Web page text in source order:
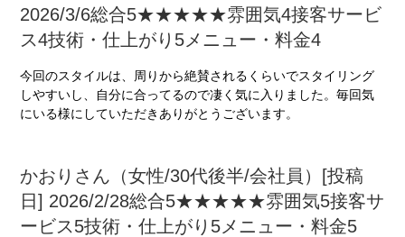
2026/3/6総合5★★★★★雰囲気4接客サービ
ス4技術・仕上がり5メニュー・料金4
今回のスタイルは、周りから絶賛されるくらいでスタイリング
しやすいし、自分に合ってるので凄く気に入りました。毎回気
にいる様にしていただきありがとうございます。
かおりさん（女性/30代後半/会社員）[投稿
日] 2026/2/28総合5★★★★★雰囲気5接客サ
ービス5技術・仕上がり5メニュー・料金5